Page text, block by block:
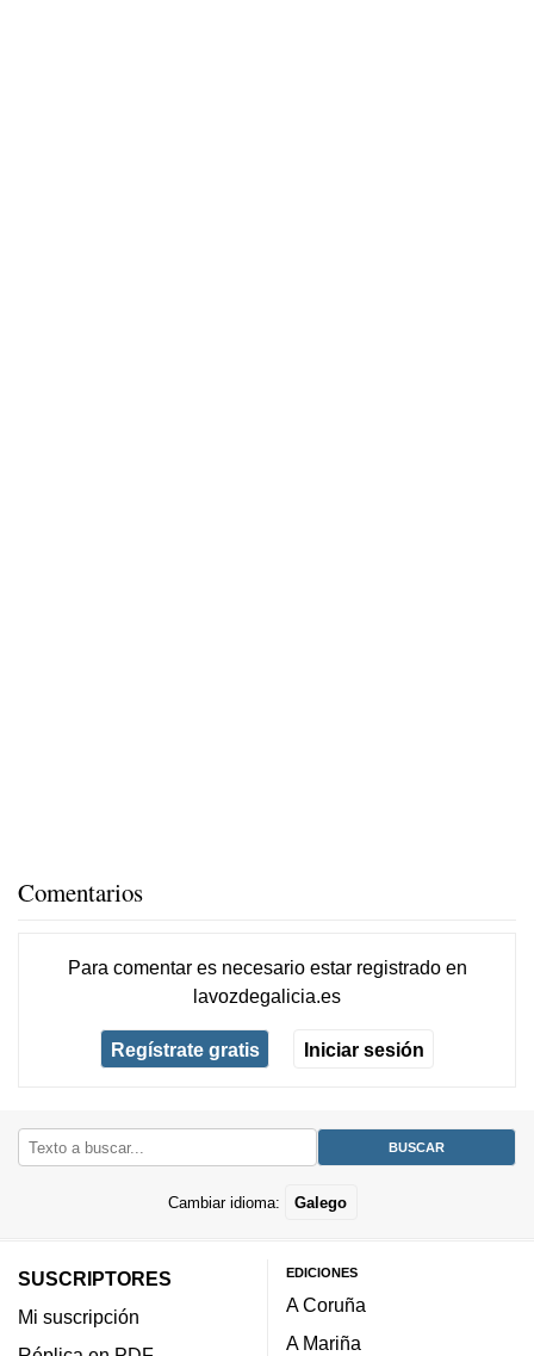
Comentarios
Para comentar es necesario estar registradoen
lavozdegalicia.es
Regístrate gratis Iniciar sesión
Cambiar idioma: Galego
SUSCRIPTORES
Mi suscripción
EDICIONES
A Coruña
A Mariña